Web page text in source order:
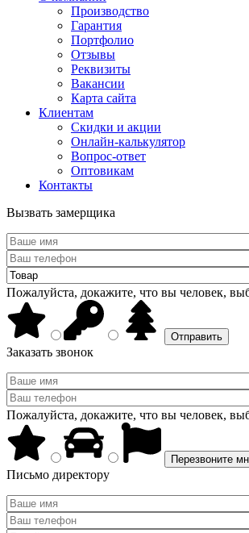
Производство
Гарантия
Портфолио
Отзывы
Реквизиты
Вакансии
Карта сайта
Клиентам
Скидки и акции
Онлайн-калькулятор
Вопрос-ответ
Оптовикам
Контакты
Вызвать замерщика
Пожалуйста, докажите, что вы человек,
Заказать звонок
Пожалуйста, докажите, что вы человек,
Письмо директору